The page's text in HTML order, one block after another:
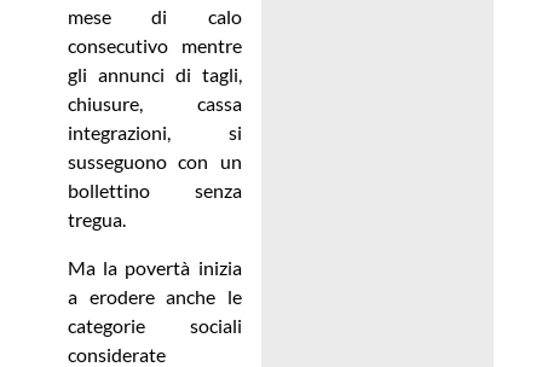
mese di calo
consecutivo mentre
gli annunci di tagli,
chiusure, cassa
integrazioni, si
susseguono con un
bollettino senza
tregua.
Ma la povertà inizia
a erodere anche le
categorie sociali
considerate